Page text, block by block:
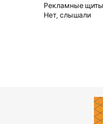
Рекламные щиты
Нет, слышали